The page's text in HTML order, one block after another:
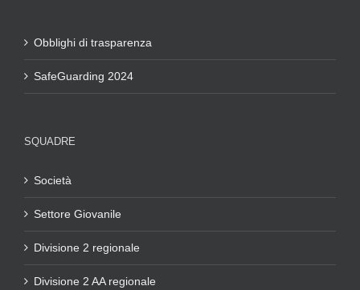
Obblighi di trasparenza
SafeGuarding 2024
SQUADRE
Società
Settore Giovanile
Divisione 2 regionale
Divisione 2 AA regionale